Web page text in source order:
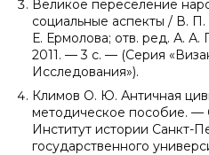
Великое переселение
социальные аспекты / В.
Е. Ермолова; отв. ред. А.
2011. — 3 с. — (Серия
Исследования»).
Климов О. Ю. Античная
методическое пособие. —
Институт истории Санкт-
государственного